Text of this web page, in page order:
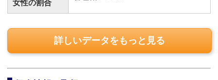
女性の割合
詳しいデータをもっと見る